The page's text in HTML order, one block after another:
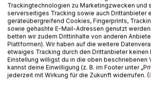
Erik, der nach so langer Zeit an den Hof
Zusammen mit seiner großen Liebe.
sein. Doch irgendetwas stimmt nicht und
mich entscheiden:
Vertraue ich meiner besten Freundin
Ist es möglich, dass das Märchen nichts
Lüge ist?
Trackingtechnologien zu Marketingzwecken und
serverseitiges Tracking sowie auch Drittanbieter
geräteübergreifend Cookies, Fingerprints,
sowie gehashte E-Mail-Adressen genutzt
betten wir zudem Drittinhalte von anderen
Plattformen). Wir haben auf die weitere
etwaiges Tracking durch den Drittanbieter keinen
Einstellung willigst du in die oben beschriebenen
kannst deine Einwilligung (z. B. im Footer unter
jederzeit mit Wirkung für die Zukunft widerrufen. (